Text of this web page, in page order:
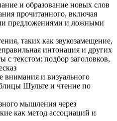
и образование новых слов
прочитанного, включая
предложениями и ложными
таких как звукозамещение,
интонация и других
с текстом: подбор заголовков,
внимания и визуального
Шульте и чтение по
мышления через
как метод ассоциаций и